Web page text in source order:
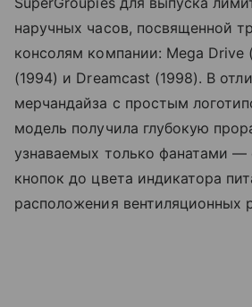
наручных часов, посвященной
консолям компании: Mega Drive
(1994) и Dreamcast (1998). В
мерчандайза с простым
модель получила глубокую
узнаваемых только фанатами —
кнопок до цвета индикатора
расположения вентиляционных